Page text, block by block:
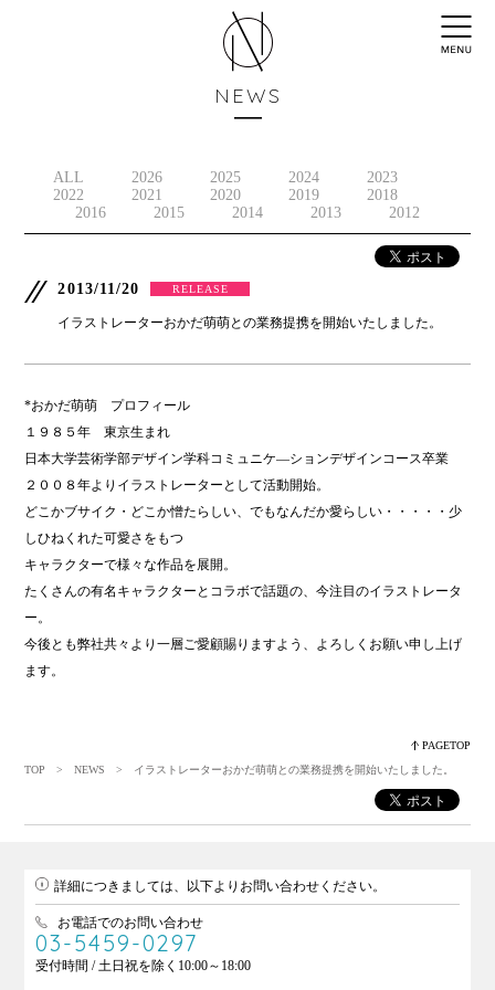
NEWS
ALL 2026 2025 2024
2023
2022
2021 2020 2019
2018
2016
2015 2014 2013 2012
2013/11/20 RELEASE
イラストレーターおかだ萌萌との業務提携を開始いたしました。
*おかだ萌萌 プロフィール
１９８５年 東京生まれ
日本大学芸術学部デザイン学科コミュニケ―ションデザインコース卒業
２００８年よりイラストレーターとして活動開始。
どこかブサイク・どこか憎たらしい、でもなんだか愛らしい・・・・・少
しひねくれた可愛さをもつ
キャラクターで様々な作品を展開。
たくさんの有名キャラクターとコラボで話題の、今注目のイラストレータ
ー。
今後とも弊社共々より一層ご愛顧賜りますよう、よろしくお願い申し上げ
ます。
PAGETOP
TOP
>NEWS > イラストレーターおかだ萌萌との業務提携を開始いたしました。
詳細につきましては、以下よりお問い合わせください。
お電話でのお問い合わせ
03-5459-0297
受付時間 / 土日祝を除く10:00～18:00